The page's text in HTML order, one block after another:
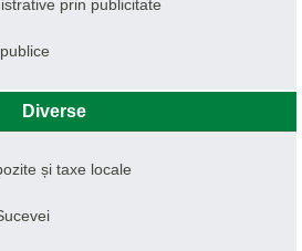
prin publicitate
Diverse
și taxe locale